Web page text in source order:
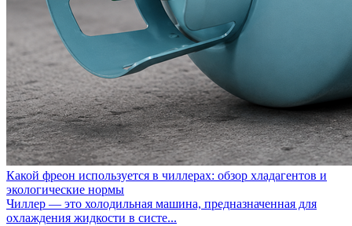
Какой фреон используется в чиллерах: обзор хладагентов и
экологические нормы
Чиллер — это холодильная машина, предназначенная для
охлаждения жидкости в систе...